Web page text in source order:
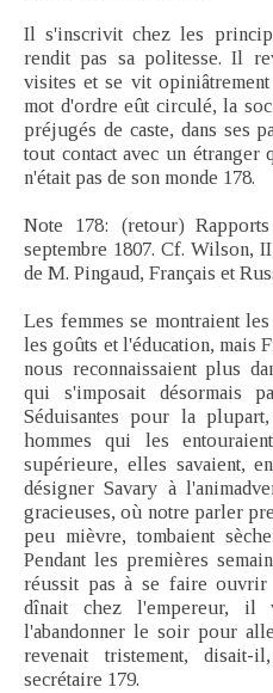
Il s'inscrivit chez les
rendit pas sa politesse. Il
visites et se vit
mot d'ordre eût circulé, la
préjugés de caste, dans ses
tout contact avec un
n'était pas de son monde 178.
Note 178: (retour)
septembre 1807. Cf. Wilson,
de M. Pingaud, Français et
Les femmes se montraient
les goûts et l'éducation, mais
nous reconnaissaient plus
qui s'imposait désormais
Séduisantes pour la
hommes qui les
supérieure, elles savaient,
désigner Savary à
gracieuses, où notre parler
peu mièvre, tombaient
Pendant les premières
réussit pas à se faire
dînait chez l'empereur, il
l'abandonner le soir pour
revenait tristement,
secrétaire 179.